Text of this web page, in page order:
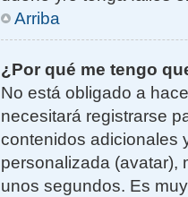
Arriba
¿Por qué me tengo
No está obligado a
necesitará registrarse
contenidos adicionales
personalizada (avatar),
unos segundos. Es